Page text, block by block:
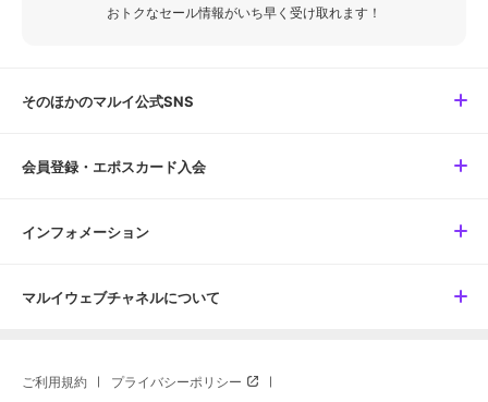
おトクなセール情報がいち早く受け取れます！
そのほかのマルイ公式SNS
会員登録・エポスカード入会
インフォメーション
マルイウェブチャネルについて
ご利用規約 プライバシーポリシー